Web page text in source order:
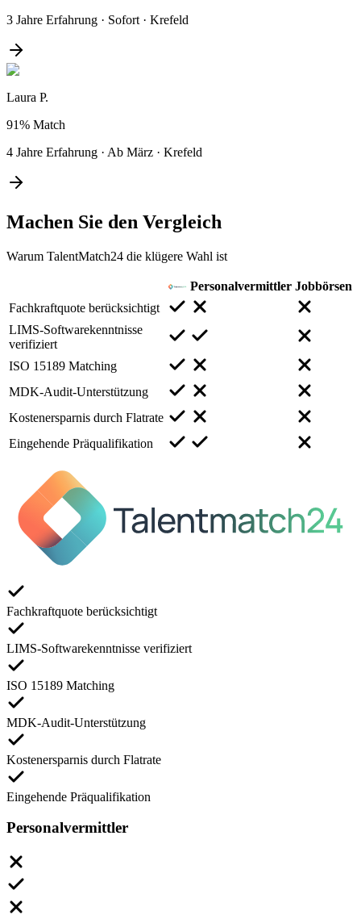
3 Jahre Erfahrung · Sofort · Krefeld
Laura P.
91% Match
4 Jahre Erfahrung · Ab März · Krefeld
Machen Sie den Vergleich
Warum TalentMatch24 die klügere Wahl ist
Personalvermittler Jobbörsen
Fachkraftquote berücksichtigt
LIMS-Softwarekenntnisse
verifiziert
ISO 15189 Matching
MDK-Audit-Unterstützung
Kostenersparnis durch Flatrate
Eingehende Präqualifikation
Fachkraftquote berücksichtigt
LIMS-Softwarekenntnisse verifiziert
ISO 15189 Matching
MDK-Audit-Unterstützung
Kostenersparnis durch Flatrate
Eingehende Präqualifikation
Personalvermittler